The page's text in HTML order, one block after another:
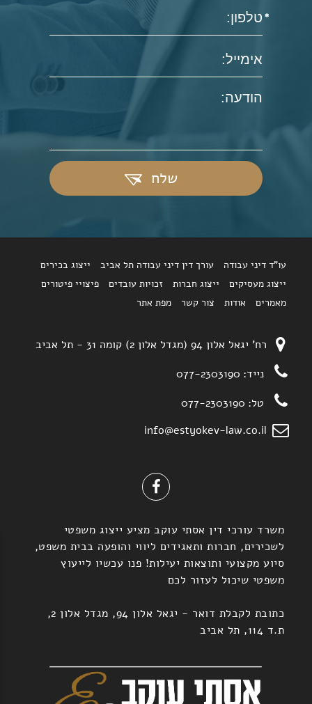
שלח
עו"ד דיני עבודה עורך דין דיני עבודה תל אביב
ייצוג בכירים
ייצוג מעסיקים
ייצוג חברות זכויות עובדים
פיצויי פיטורים
מאמרים
אודות צור קשר מפת אתר
רח' יגאל אלון 94 (מגדל אלון 2) קומה 31 - תל אביב
נייד: 077-2303190
טל: 077-2303190
info@estyokev-law.co.il
משרד עורכי דין אסתי עוקב מציע ייצוג משפטי
לשכירים, חברות ותאגידים ליווי והופעה בבית משפט,
סיוע מקצועי ותוצאות יעילות! פנו עכשיו לייעוץ
משפטי שיכול לעזור לכם
כתובת לקבלת דואר - יגאל אלון 94, מגדל אלון 2,
ת.ד 114, תל אביב